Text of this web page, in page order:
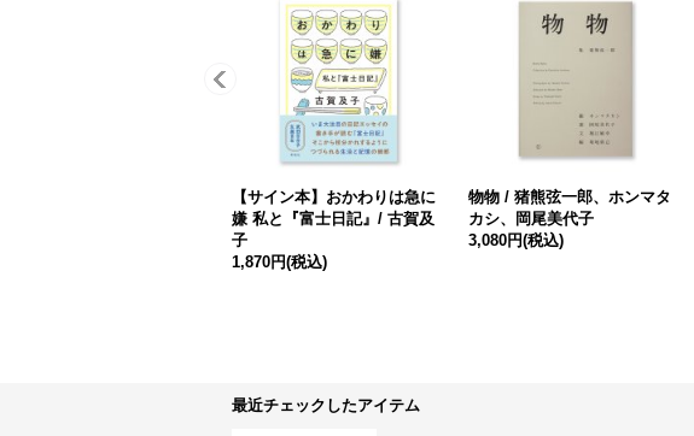
【サイン本】おかわりは急に
嫌 私と『富士日記』/ 古賀及
子
1,870円(税込)
物物 / 猪熊弦一郎、ホンマタ
カシ、岡尾美代子
3,080円(税込)
最近チェックしたアイテム